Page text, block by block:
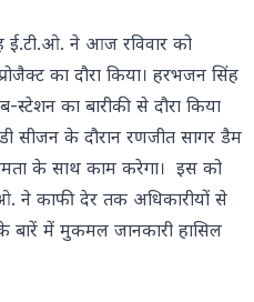
ई.टी.ओ. ने आज रविवार को
का दौरा किया। हरभजन सिंह
का बारीकी से दौरा किया
सीजन के दौरान रणजीत सागर डैम
के साथ काम करेगा। इस को
ने काफी देर तक अधिकारीयों से
बारें में मुकमल जानकारी हासिल